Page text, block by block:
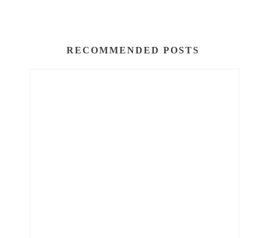
RECOMMENDED POSTS